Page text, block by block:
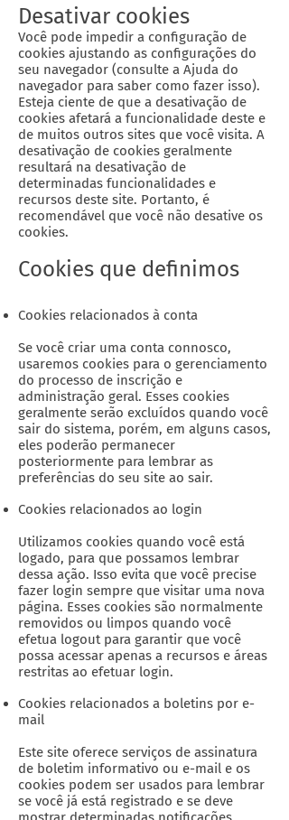
Desativar cookies
Você pode impedir a configuração de
cookies ajustando as configurações do
seu navegador (consulte a Ajuda do
navegador para saber como fazer isso).
Esteja ciente de que a desativação de
cookies afetará a funcionalidade deste e
de muitos outros sites que você visita. A
desativação de cookies geralmente
resultará na desativação de
determinadas funcionalidades e
recursos deste site. Portanto, é
recomendável que você não desative os
cookies.
Cookies que definimos
Cookies relacionados à conta
Se você criar uma conta connosco,
usaremos cookies para o gerenciamento
do processo de inscrição e
administração geral. Esses cookies
geralmente serão excluídos quando você
sair do sistema, porém, em alguns casos,
eles poderão permanecer
posteriormente para lembrar as
preferências do seu site ao sair.
Cookies relacionados ao login
Utilizamos cookies quando você está
logado, para que possamos lembrar
dessa ação. Isso evita que você precise
fazer login sempre que visitar uma nova
página. Esses cookies são normalmente
removidos ou limpos quando você
efetua logout para garantir que você
possa acessar apenas a recursos e áreas
restritas ao efetuar login.
Cookies relacionados a boletins por e-
mail
Este site oferece serviços de assinatura
de boletim informativo ou e-mail e os
cookies podem ser usados ​​para lembrar
se você já está registrado e se deve